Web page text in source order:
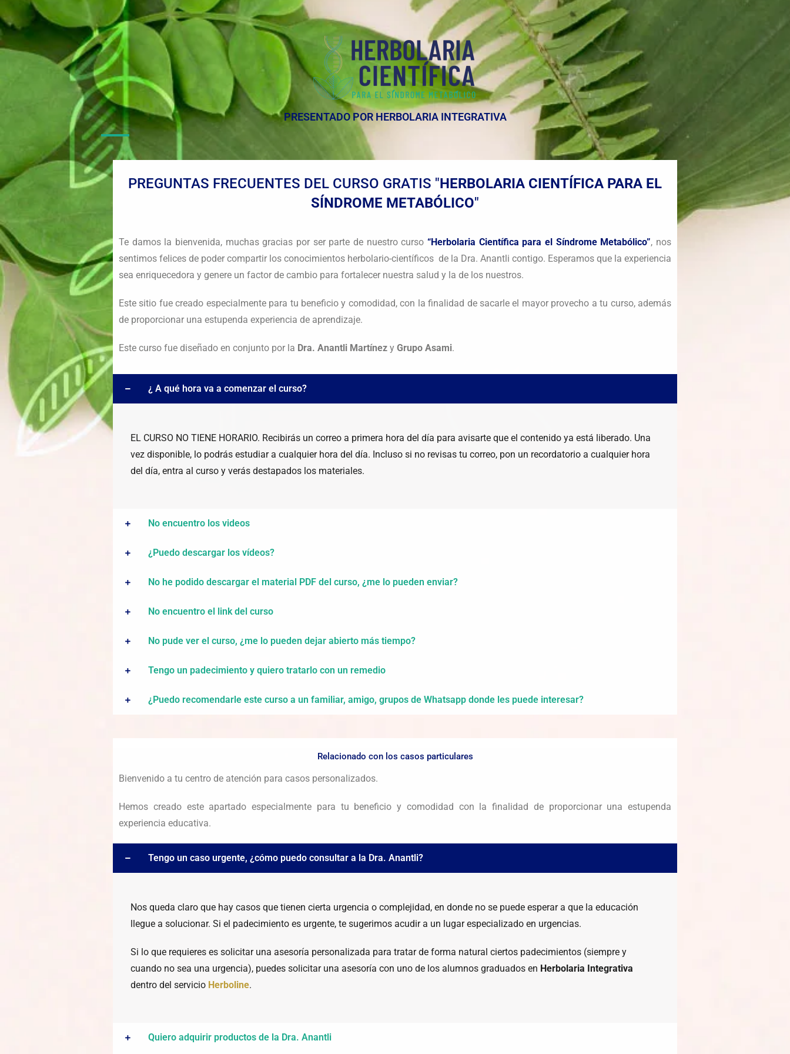
PRESENTADO POR HERBOLARIA INTEGRATIVA
PREGUNTAS FRECUENTES DEL CURSO GRATIS "HERBOLARIA CIENTÍFICA PARA EL
SÍNDROME METABÓLICO"
Te damos la bienvenida, muchas gracias por ser parte de nuestro curso “Herbolaria Científica para el Síndrome Metabólico”, nos
sentimos felices de poder compartir los conocimientos herbolario-científicos de la Dra. Anantli contigo. Esperamos que la experiencia
sea enriquecedora y genere un factor de cambio para fortalecer nuestra salud y la de los nuestros.
Este sitio fue creado especialmente para tu beneficio y comodidad, con la finalidad de sacarle el mayor provecho a tu curso, además
de proporcionar una estupenda experiencia de aprendizaje.
Este curso fue diseñado en conjunto por la Dra. Anantli Martínez y Grupo Asami.
¿ A qué hora va a comenzar el curso?
EL CURSO NO TIENE HORARIO. Recibirás un correo a primera hora del día para avisarte que el contenido ya está liberado. Una
vez disponible, lo podrás estudiar a cualquier hora del día. Incluso si no revisas tu correo, pon un recordatorio a cualquier hora
del día, entra al curso y verás destapados los materiales.
No encuentro los videos
¿Puedo descargar los vídeos?
No he podido descargar el material PDF del curso, ¿me lo pueden enviar?
No encuentro el link del curso
No pude ver el curso, ¿me lo pueden dejar abierto más tiempo?
Tengo un padecimiento y quiero tratarlo con un remedio
¿Puedo recomendarle este curso a un familiar, amigo, grupos de Whatsapp donde les puede interesar?
Relacionado con los casos particulares
Bienvenido a tu centro de atención para casos personalizados.
Hemos creado este apartado especialmente para tu beneficio y comodidad con la finalidad de proporcionar una estupenda
experiencia educativa.
Tengo un caso urgente, ¿cómo puedo consultar a la Dra. Anantli?
Nos queda claro que hay casos que tienen cierta urgencia o complejidad, en donde no se puede esperar a que la educación
llegue a solucionar. Si el padecimiento es urgente, te sugerimos acudir a un lugar especializado en urgencias.
Si lo que requieres es solicitar una asesoría personalizada para tratar de forma natural ciertos padecimientos (siempre y
cuando no sea una urgencia), puedes solicitar una asesoría con uno de los alumnos graduados en Herbolaria Integrativa
dentro del servicio Herboline.
Quiero adquirir productos de la Dra. Anantli